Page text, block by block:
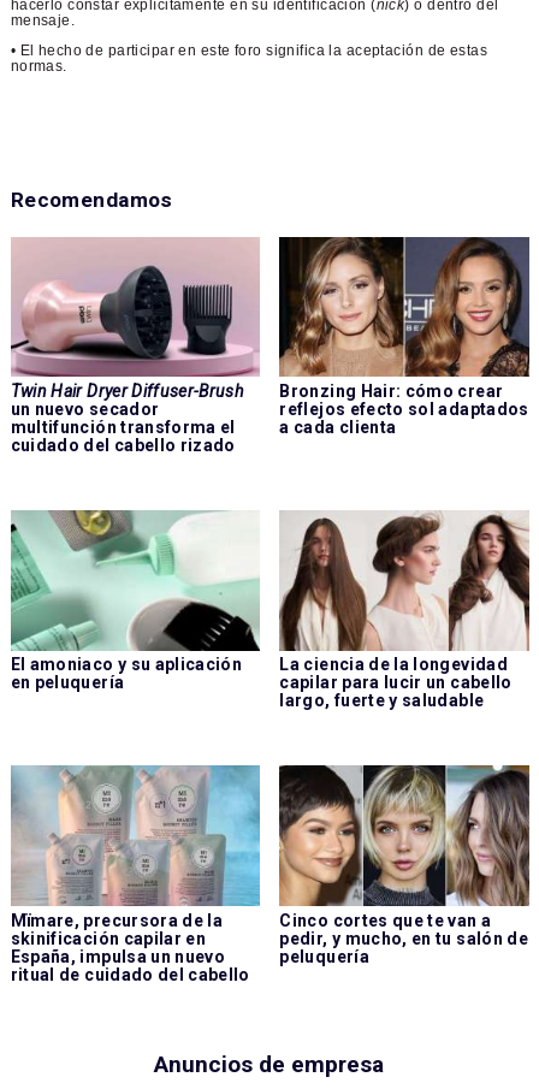
hacerlo constar explícitamente en su identificación (nick) o dentro del
mensaje.
• El hecho de participar en este foro significa la aceptación de estas
normas.
Recomendamos
Twin Hair Dryer Diffuser-Brush
un nuevo secador
multifunción transforma el
cuidado del cabello rizado
Bronzing Hair: cómo crear
reflejos efecto sol adaptados
a cada clienta
El amoniaco y su aplicación
en peluquería
La ciencia de la longevidad
capilar para lucir un cabello
largo, fuerte y saludable
Mïmare, precursora de la
skinificación capilar en
España, impulsa un nuevo
ritual de cuidado del cabello
Cinco cortes que te van a
pedir, y mucho, en tu salón de
peluquería
Anuncios de empresa